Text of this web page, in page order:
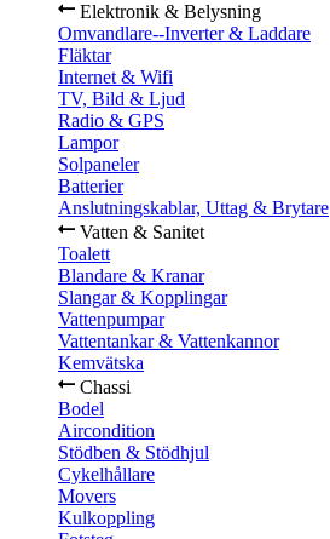
Elektronik & Belysning
Omvandlare--Inverter & Laddare
Fläktar
Internet & Wifi
TV, Bild & Ljud
Radio & GPS
Lampor
Solpaneler
Batterier
Anslutningskablar, Uttag & Brytare
Vatten & Sanitet
Toalett
Blandare & Kranar
Slangar & Kopplingar
Vattenpumpar
Vattentankar & Vattenkannor
Kemvätska
Chassi
Bodel
Aircondition
Stödben & Stödhjul
Cykelhållare
Movers
Kulkoppling